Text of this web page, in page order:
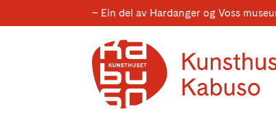
– Ein del av Hardanger og Voss